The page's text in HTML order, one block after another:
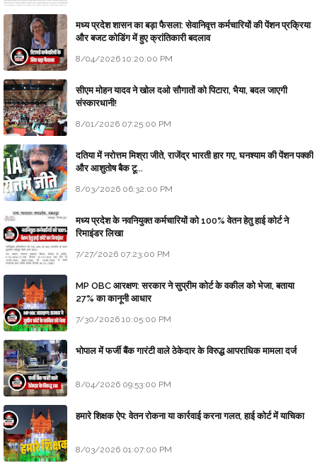
मध्य प्रदेश शासन का बड़ा फैसला: सेवानिवृत्त कर्मचारियों की पेंशन प्रक्रिया
और बजट कोडिंग में हुए क्रांतिकारी बदलाव
8/04/2026 10:20:00 PM
सीएम मोहन यादव ने खोल दओ सौगातों को पिटारा, भैया, बदल जाएगी
संस्कारधानी!
8/01/2026 07:25:00 PM
दतिया में नरोत्तम मिश्रा जीते, राजेंद्र भारती हार गए, घनश्याम की पेंशन पक्की
और आशुतोष बैक टू...
8/03/2026 06:32:00 PM
मध्य प्रदेश के नवनियुक्त कर्मचारियों को 100% वेतन हेतु हाई कोर्ट ने
रिमाइंडर लिखा
7/27/2026 07:23:00 PM
MP OBC आरक्षण: सरकार ने सुप्रीम कोर्ट के वकील को भेजा, बताया
27% का कानूनी आधार
7/30/2026 10:05:00 PM
भोपाल में फर्जी बैंक गारंटी वाले ठेकेदार के विरुद्ध आपराधिक मामला दर्ज
8/04/2026 09:53:00 PM
हमारे शिक्षक ऐप: वेतन रोकना या कार्रवाई करना गलत, हाई कोर्ट में याचिका
8/03/2026 01:07:00 PM